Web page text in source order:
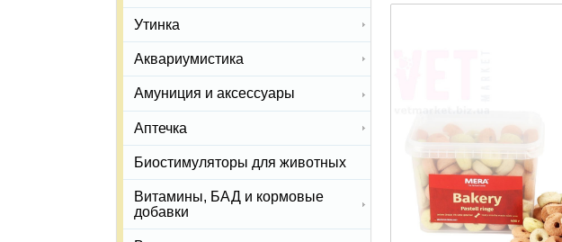
Утинка
Аквариумистика
Амуниция и аксессуары
Аптечка
Биостимуляторы для животных
Витамины, БАД и кормовые
добавки